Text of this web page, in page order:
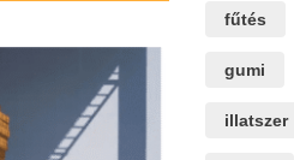
fűtés
gumi
illatszer